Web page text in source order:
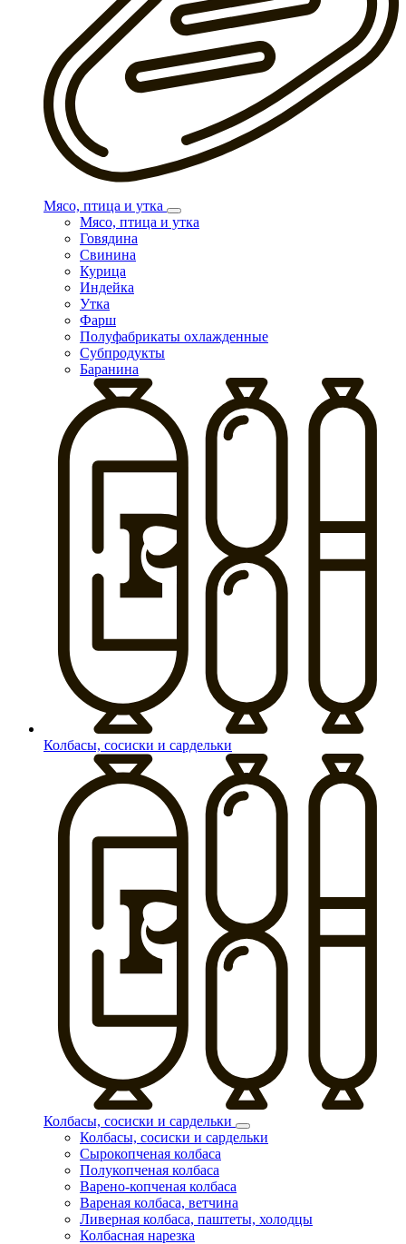
Мясо, птица и утка
Мясо, птица и утка
Говядина
Свинина
Курица
Индейка
Утка
Фарш
Полуфабрикаты охлажденные
Субпродукты
Баранина
Колбасы, сосиски и сардельки
Колбасы, сосиски и сардельки
Колбасы, сосиски и сардельки
Сырокопченая колбаса
Полукопченая колбаса
Варено-копченая колбаса
Вареная колбаса, ветчина
Ливерная колбаса, паштеты, холодцы
Колбасная нарезка